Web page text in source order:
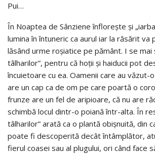
Pui…
În Noaptea de Sânziene înflorește și
lumina în întuneric ca aurul iar la răsărit va
lăsând urme roșiatice pe pământ. I se mai
tâlharilor”, pentru că hoții și haiducii pot
încuietoare cu ea. Oamenii care au văzut-
are un cap ca de om pe care poartă o
frunze are un fel de aripioare, că nu are
schimbă locul dintr-o poiană într-alta. În
tâlharilor” arată ca o plantă obișnuită, din
poate fi descoperită decât întâmplător,
fierul coasei sau al plugului, ori când face